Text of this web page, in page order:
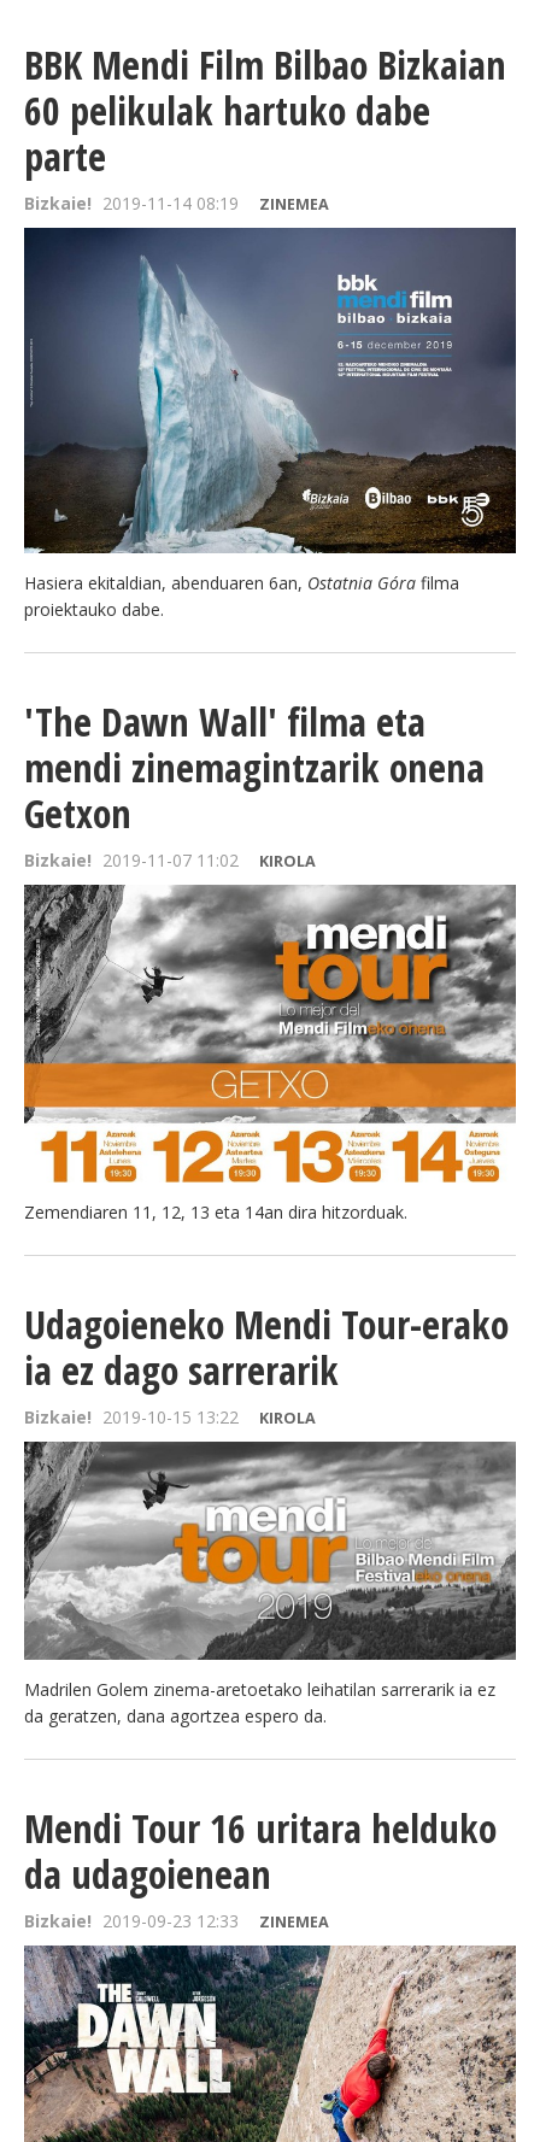
BBK Mendi Film Bilbao Bizkaian
60 pelikulak hartuko dabe
parte
Bizkaie! 2019-11-14 08:19 ZINEMEA
Hasiera ekitaldian, abenduaren 6an, Ostatnia Góra filma
proiektauko dabe.
'The Dawn Wall' filma eta
mendi zinemagintzarik onena
Getxon
Bizkaie! 2019-11-07 11:02 KIROLA
Zemendiaren 11, 12, 13 eta 14an dira hitzorduak.
Udagoieneko Mendi Tour-erako
ia ez dago sarrerarik
Bizkaie! 2019-10-15 13:22 KIROLA
Madrilen Golem zinema-aretoetako leihatilan sarrerarik ia ez
da geratzen, dana agortzea espero da.
Mendi Tour 16 uritara helduko
da udagoienean
Bizkaie! 2019-09-23 12:33 ZINEMEA